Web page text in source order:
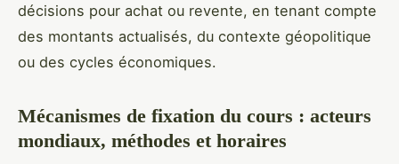
décisions pour achat ou revente, en tenant compte
des montants actualisés, du contexte géopolitique
ou des cycles économiques.
Mécanismes de fixation du cours : acteurs
mondiaux, méthodes et horaires